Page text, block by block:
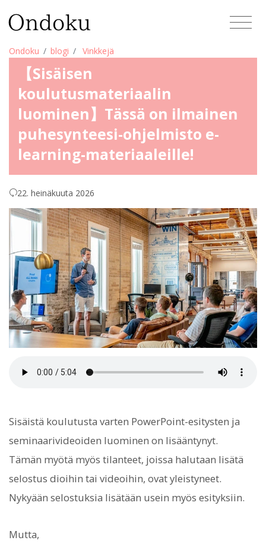
Ondoku blogi Vinkkejä
【Sisäisen
koulutusmateriaalin
luominen】Tässä on ilmainen
puhesynteesi-ohjelmisto e-
learning-materiaaleille!
22. heinäkuuta 2026
Sisäistä koulutusta varten PowerPoint-esitysten ja
seminaarivideoiden luominen on lisääntynyt.
Tämän myötä myös tilanteet, joissa halutaan lisätä
selostus dioihin tai videoihin, ovat yleistyneet.
Nykyään selostuksia lisätään usein myös esityksiin.
Mutta,